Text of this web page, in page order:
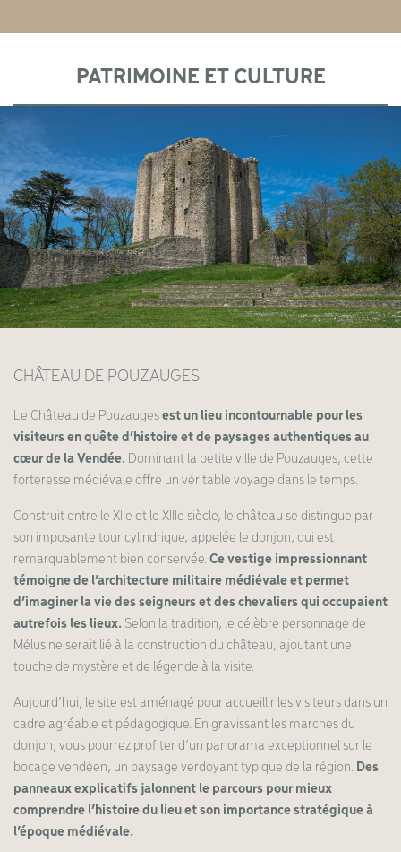
PATRIMOINE ET CULTURE
CHÂTEAU DE POUZAUGES
Le Château de Pouzaugesest un lieu incontournable pour les
visiteurs en quête d’histoire et de paysages authentiques au
cœur de la Vendée. Dominant la petite ville de Pouzauges, cette
forteresse médiévale offre un véritable voyage dans le temps.
Construit entre le XIIe et le XIIIe siècle, le château se distingue par
son imposante tour cylindrique, appelée le donjon, qui est
remarquablement bien conservée. Ce vestige impressionnant
témoigne de l’architecture militaire médiévale et permet
d’imaginer la vie des seigneurs et des chevaliers qui occupaient
autrefois les lieux. Selon la tradition, le célèbre personnage de
Mélusine serait lié à la construction du château, ajoutant une
touche de mystère et de légende à la visite.
Aujourd’hui, le site est aménagé pour accueillir les visiteurs dans un
cadre agréable et pédagogique. En gravissant les marches du
donjon, vous pourrez profiter d’un panorama exceptionnel sur le
bocage vendéen, un paysage verdoyant typique de la région. Des
panneaux explicatifs jalonnent le parcours pour mieux
comprendre l’histoire du lieu et son importance stratégique à
l’époque médiévale.